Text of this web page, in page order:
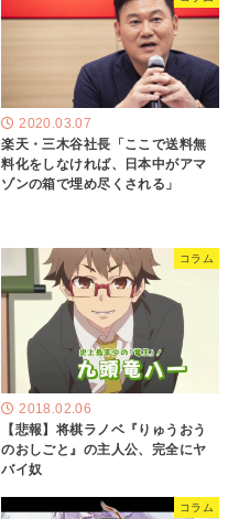
2020.03.07
楽天・三木谷社長「ここで送料無
料化をしなければ、日本中がアマ
ゾンの箱で埋め尽くされる」
コラム
2018.02.06
【悲報】将棋ラノベ『りゅうおう
のおしごと』の主人公、完全にヤ
バイ奴
コラム